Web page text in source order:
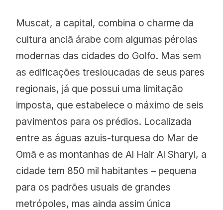
Muscat, a capital, combina o charme da
cultura anciã árabe com algumas pérolas
modernas das cidades do Golfo. Mas sem
as edificações tresloucadas de seus pares
regionais, já que possui uma limitação
imposta, que estabelece o máximo de seis
pavimentos para os prédios. Localizada
entre as águas azuis-turquesa do Mar de
Omã e as montanhas de Al Hair Al Sharyi, a
cidade tem 850 mil habitantes – pequena
para os padrões usuais de grandes
metrópoles, mas ainda assim única